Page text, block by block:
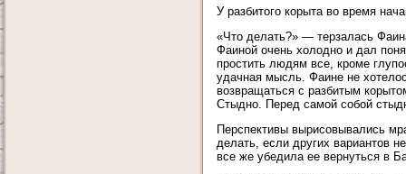
У разбитого корыта во время
«Что делать?» — терзалась
Фаиной очень холодно и дал
простить людям все, кроме
удачная мысль. Фаине не
возвращаться с разбитым
Стыдно. Перед самой собой
Перспективы вырисовывались
делать, если других вариантов
все же убедила ее вернуться в